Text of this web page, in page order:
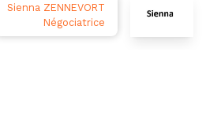
Sienna ZENNEVORT
Négociatrice